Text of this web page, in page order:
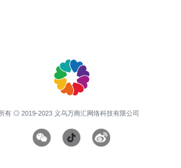
有 ◎ 2019-2023 义乌万商汇网络科技有限公司